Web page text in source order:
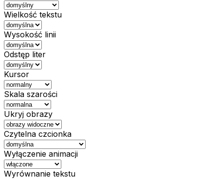
Wielkość tekstu
Wysokość linii
Odstęp liter
Kursor
Skala szarości
Ukryj obrazy
Czytelna czcionka
Wyłączenie animacji
Wyrównanie tekstu